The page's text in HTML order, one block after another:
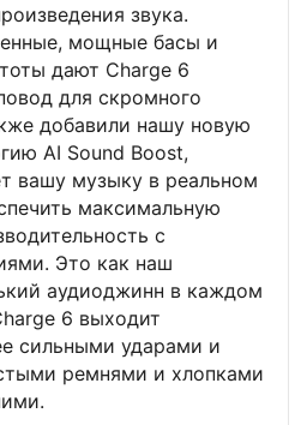
звука.
мощные басы и
дают Charge 6
для скромного
добавили нашу новую
AI Sound Boost,
вашу музыку в реальном
максимальную
с
Это как наш
аудиоджинн в каждом
6 выходит
сильными ударами и
ремнями и хлопками